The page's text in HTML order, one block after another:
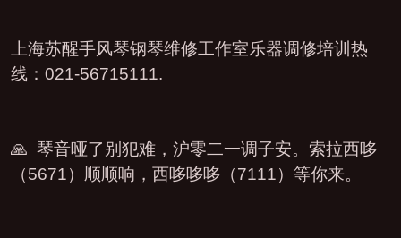
上海苏醒手风琴钢琴维修工作室乐器调修培训热
线：021-56715111.
🙏 琴音哑了别犯难，沪零二一调子安。索拉西哆
（5671）顺顺响，西哆哆哆（7111）等你来。